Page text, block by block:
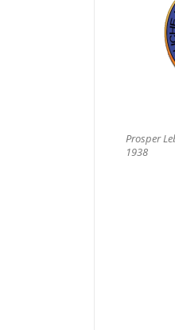
Prosper
1938